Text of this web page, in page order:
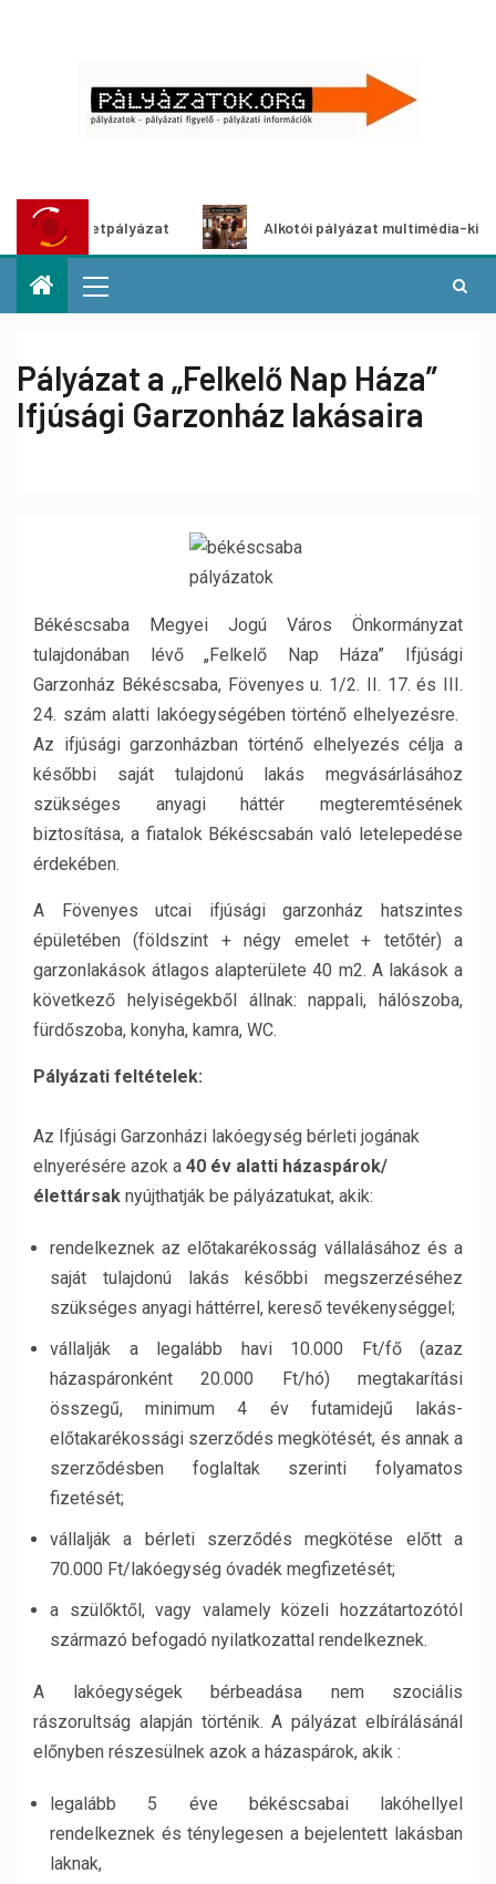
ötletpályázat Alkotói pályázat multimédia-kiállításhoz
Pályázat a „Felkelő Nap Háza”
Ifjúsági Garzonház lakásaira
Békéscsaba Megyei Jogú Város Önkormányzat
tulajdonában lévő „Felkelő Nap Háza” Ifjúsági
Garzonház Békéscsaba, Fövenyes u. 1/2. II. 17. és III.
24. szám alatti lakóegységében történő elhelyezésre.
Az ifjúsági garzonházban történő elhelyezés célja a
későbbi saját tulajdonú lakás megvásárlásához
szükséges anyagi háttér megteremtésének
biztosítása, a fiatalok Békéscsabán való letelepedése
érdekében.
A Fövenyes utcai ifjúsági garzonház hatszintes
épületében (földszint + négy emelet + tetőtér) a
garzonlakások átlagos alapterülete 40 m2. A lakások a
következő helyiségekből állnak: nappali, hálószoba,
fürdőszoba, konyha, kamra, WC.
Pályázati feltételek:
Az Ifjúsági Garzonházi lakóegység bérleti jogának
elnyerésére azok a 40 év alatti házaspárok/
élettársak nyújthatják be pályázatukat, akik:
rendelkeznek az előtakarékosság vállalásához és a
saját tulajdonú lakás későbbi megszerzéséhez
szükséges anyagi háttérrel, kereső tevékenységgel;
vállalják a legalább havi 10.000 Ft/fő (azaz
házaspáronként 20.000 Ft/hó) megtakarítási
összegű, minimum 4 év futamidejű lakás-
előtakarékossági szerződés megkötését, és annak a
szerződésben foglaltak szerinti folyamatos
fizetését;
vállalják a bérleti szerződés megkötése előtt a
70.000 Ft/lakóegység óvadék megfizetését;
a szülőktől, vagy valamely közeli hozzátartozótól
származó befogadó nyilatkozattal rendelkeznek.
A lakóegységek bérbeadása nem szociális
rászorultság alapján történik. A pályázat elbírálásánál
előnyben részesülnek azok a házaspárok, akik :
legalább 5 éve békéscsabai lakóhellyel
rendelkeznek és ténylegesen a bejelentett lakásban
laknak,